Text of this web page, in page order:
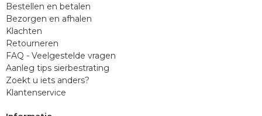
Bestellen en betalen
Bezorgen en afhalen
Klachten
Retourneren
FAQ - Veelgestelde vragen
Aanleg tips sierbestrating
Zoekt u iets anders?
Klantenservice